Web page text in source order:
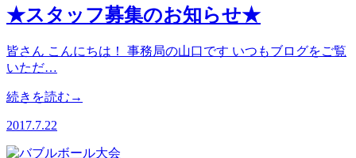
★スタッフ募集のお知らせ★
皆さん こんにちは！ 事務局の山口です いつもブログをご覧
いただ…
続きを読む→
2017.7.22